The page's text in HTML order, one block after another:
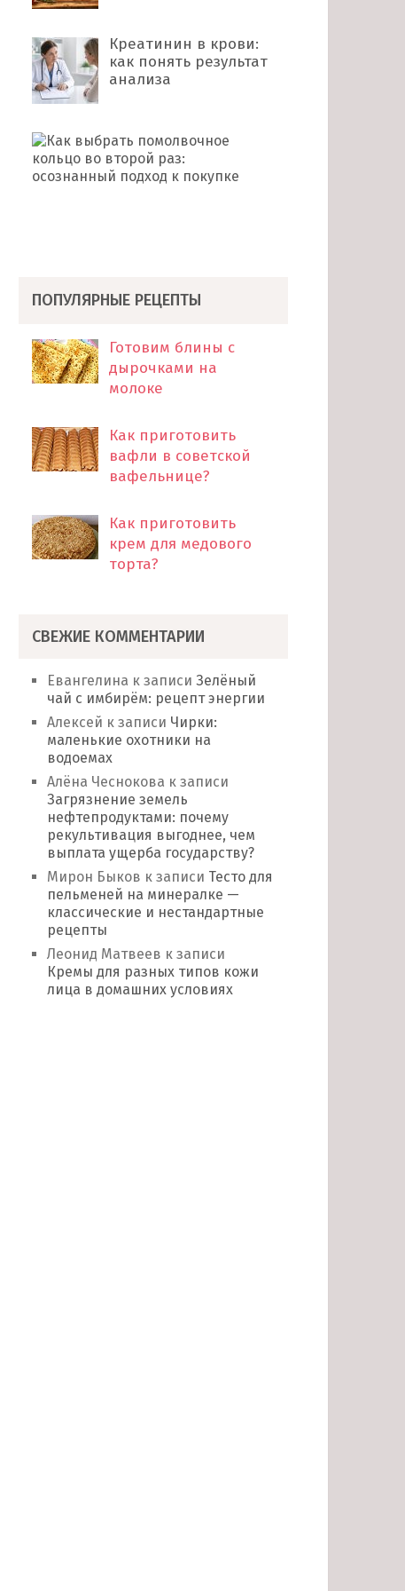
Креатинин в крови:
как понять результат
анализа
ПОПУЛЯРНЫЕ РЕЦЕПТЫ
Готовим блины с
дырочками на
молоке
Как приготовить
вафли в советской
вафельнице?
Как приготовить
крем для медового
торта?
СВЕЖИЕ КОММЕНТАРИИ
Евангелина к записиЗелёный
чай с имбирём: рецепт энергии
Алексей к записи Чирки:
маленькие охотники на
водоемах
Алёна Чеснокова к записи
Загрязнение земель
нефтепродуктами: почему
рекультивация выгоднее, чем
выплата ущерба государству?
Мирон Быков к записи Тесто для
пельменей на минералке —
классические и нестандартные
рецепты
Леонид Матвеев к записи
Кремы для разных типов кожи
лица в домашних условиях